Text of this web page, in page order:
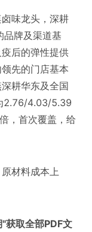
味龙头，深耕
品牌及渠道基
后的弹性提供
先的门店基本
耕华东及全国
2.76/4.03/5.39
，首次覆盖，给
材料成本上
获取全部PDF文